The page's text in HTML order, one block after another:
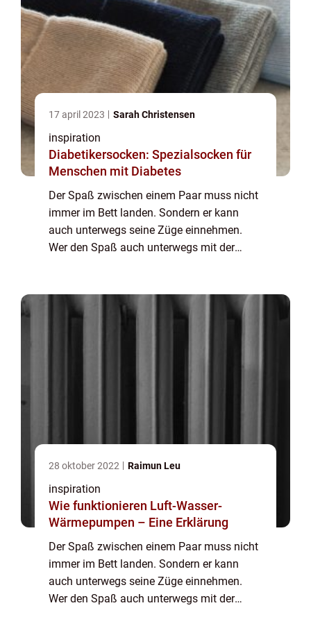
17 april 2023 Sarah Christensen
inspiration
Diabetikersocken: Spezialsocken für
Menschen mit Diabetes
Der Spaß zwischen einem Paar muss nicht
immer im Bett landen. Sondern er kann
auch unterwegs seine Züge einnehmen.
Wer den Spaß auch unterwegs mit der
28 oktober 2022 Raimun Leu
inspiration
Wie funktionieren Luft-Wasser-
Wärmepumpen – Eine Erklärung
Der Spaß zwischen einem Paar muss nicht
immer im Bett landen. Sondern er kann
auch unterwegs seine Züge einnehmen.
Wer den Spaß auch unterwegs mit der